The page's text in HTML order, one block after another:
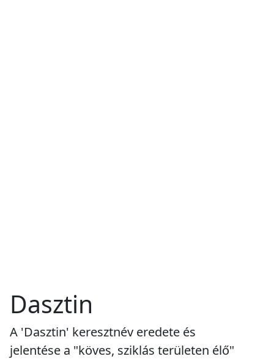
Dasztin
A 'Dasztin' keresztnév eredete és
jelentése a "köves, sziklás területen élő"